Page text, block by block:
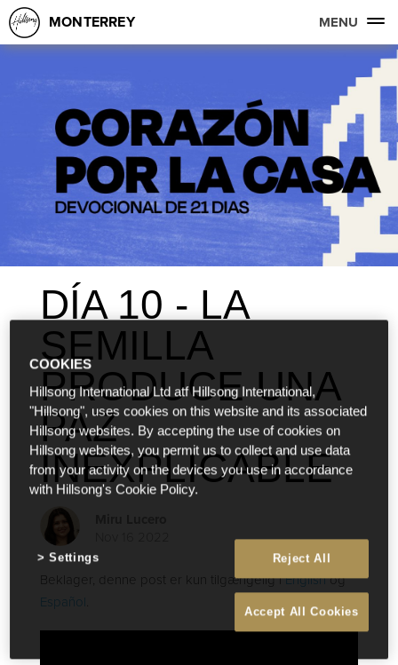
MONTERREY MENU
DÍA 10 - LA
SEMILLA
PRODUCE UNA
PAZ
INEXPLICABLE
Beklager, denne post er kun tilgængelig iEnglishog
Español.
COOKIES
Hillsong International Ltd atf Hillsong International,
"Hillsong", uses cookies on this website and its associated
Hillsong websites. By accepting the use of cookies on
Hillsong websites, you permit us to collect and use data
from your activity on the devices you use in accordance
with Hillsong's Cookie Policy.
Reject All
Accept All Cookies
Settings